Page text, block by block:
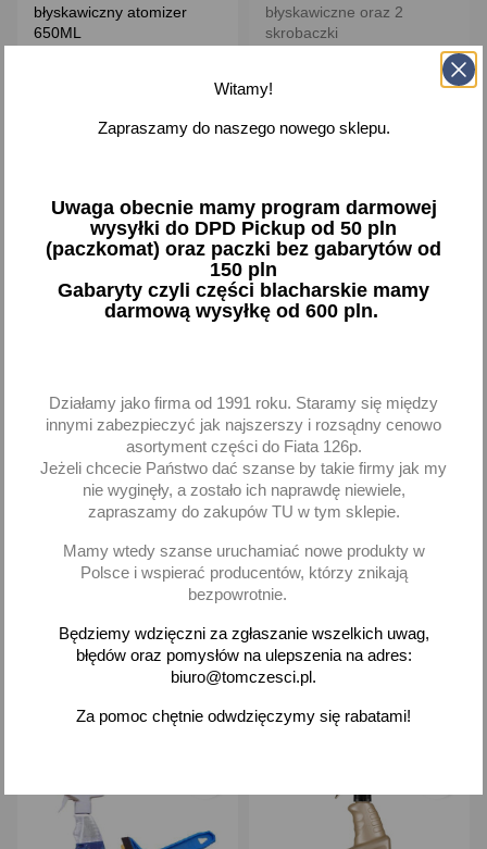
błyskawiczny atomizer
650ML
błyskawiczne oraz 2
skrobaczki
Odmrażacz do zamków 50
5,20 zł brutto
- +
favorite_border
Odmrażacz do szyb
zamków skrobak
skrobaczka
26,61 zł brutto
- +
favorite_border
Witamy!
Zapraszamy do naszego nowego sklepu.
Uwaga obecnie mamy program darmowej
wysyłki do DPD Pickup od 50 pln
(paczkomat) oraz paczki bez gabarytów od
150 pln
Gabaryty czyli części blacharskie mamy
darmową wysyłkę od 600 pln.
Działamy jako firma od 1991 roku. Staramy się między
innymi zabezpieczyć jak najszerszy i rozsądny cenowo
asortyment części do Fiata 126p.
Jeżeli chcecie Państwo dać szanse by takie firmy jak my
nie wyginęły, a zostało ich naprawdę niewiele,
zapraszamy do zakupów TU w tym sklepie.
Mamy wtedy szanse uruchamiać nowe produkty w
Polsce i wspierać producentów, którzy znikają
bezpowrotnie.
Będziemy wdzięczni za zgłaszanie wszelkich uwag,
błędów oraz pomysłów na ulepszenia na adres:
biuro@tomczesci.pl.
Za pomoc chętnie odwdzięczymy się rabatami!